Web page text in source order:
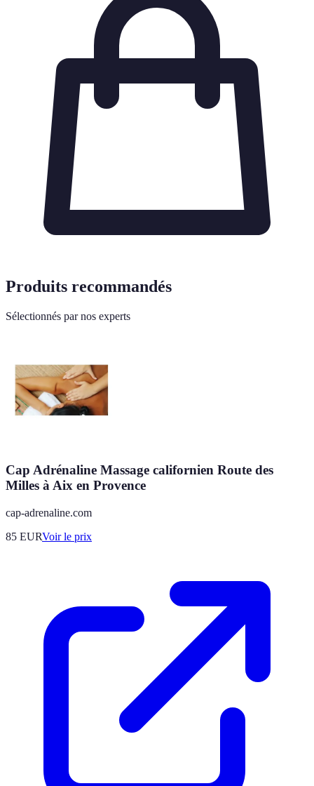
Produits recommandés
Sélectionnés par nos experts
Cap Adrénaline Massage californien Route des
Milles à Aix en Provence
cap-adrenaline.com
85 EURVoir le prix